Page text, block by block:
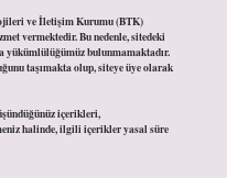
ve İletişim Kurumu (BTK)
vermektedir. Bu nedenle, sitedeki
bulunmamaktadır.
taşımakta olup, siteye üye olarak
içerikleri,
halinde, ilgili içerikler yasal süre